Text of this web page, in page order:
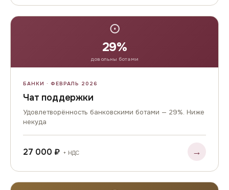
⊙
29%
довольны ботами
БАНКИ · ФЕВРАЛЬ 2026
Чат поддержки
Удовлетворённость банковскими ботами — 29%. Ниже
некуда
27 000 ₽ + НДС →